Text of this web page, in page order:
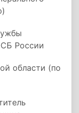
России
области (по